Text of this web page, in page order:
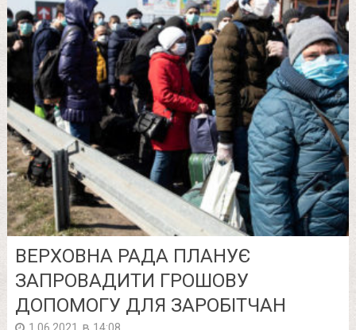
ВЕРХОВНА РАДА ПЛАНУЄ
ЗАПРОВАДИТИ ГРОШОВУ
ДОПОМОГУ ДЛЯ ЗАРОБІТЧАН